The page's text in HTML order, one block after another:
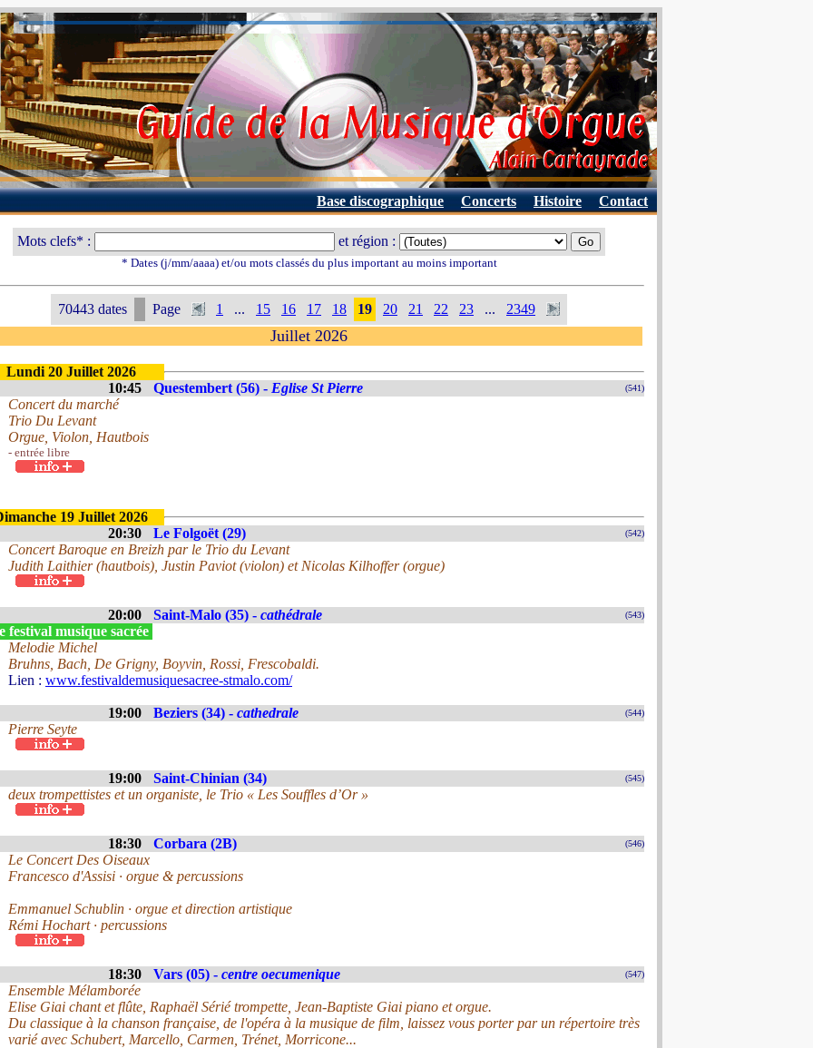
Base discographique Concerts Histoire Contact
Mots clefs* : et région :
* Dates (j/mm/aaaa) et/ou mots classés du plus important au moins important
70443 dates Page 1 ... 15 16 17 18 19 20 21 22 23 ... 2349
Juillet 2026
Lundi 20 Juillet 2026
10:45
Questembert (56) - Eglise St Pierre (541)
Concert du marché
Trio Du Levant
Orgue, Violon, Hautbois
- entrée libre
19 Juillet 2026
20:30
Le Folgoët (29) (542)
Concert Baroque en Breizh par le Trio du Levant
Judith Laithier (hautbois), Justin Paviot (violon) et Nicolas Kilhoffer (orgue)
20:00 Saint-Malo (35) - cathédrale (543)
festival musique sacrée
Melodie Michel
Bruhns, Bach, De Grigny, Boyvin, Rossi, Frescobaldi.
Lien : www.festivaldemusiquesacree-stmalo.com/
19:00 Beziers (34) - cathedrale (544)
Pierre Seyte
19:00 Saint-Chinian (34) (545)
deux trompettistes et un organiste, le Trio « Les Souffles d’Or »
18:30 Corbara (2B) (546)
Le Concert Des Oiseaux
Francesco d'Assisi · orgue & percussions
Emmanuel Schublin · orgue et direction artistique
Rémi Hochart · percussions
18:30 Vars (05) - centre oecumenique (547)
Ensemble Mélamborée
Elise Giai chant et flûte, Raphaël Sérié trompette, Jean-Baptiste Giai piano et orgue.
Du classique à la chanson française, de l'opéra à la musique de film, laissez vous porter par un répertoire très
varié avec Schubert, Marcello, Carmen, Trénet, Morricone...